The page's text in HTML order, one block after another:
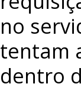
no
tentam
dentro